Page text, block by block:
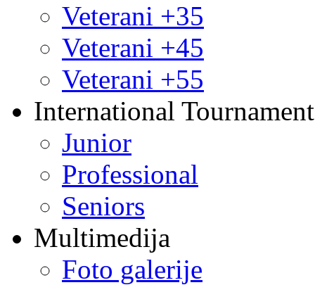
Veterani +35
Veterani +45
Veterani +55
International
Junior
Professional
Seniors
Multimedija
Foto galerije